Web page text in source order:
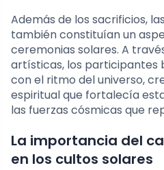
Además de los sacrificios,
también constituían un
ceremonias solares. A
artísticas, los participantes
con el ritmo del universo,
espiritual que fortalecía
las fuerzas cósmicas que
La importancia del
en los cultos solares